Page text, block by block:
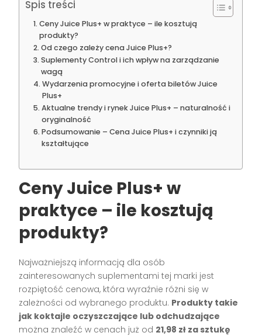
Spis treści
Ceny Juice Plus+ w praktyce – ile kosztują
produkty?
Od czego zależy cena Juice Plus+?
Suplementy Control i ich wpływ na zarządzanie
wagą
Wydarzenia promocyjne i oferta biletów Juice
Plus+
Aktualne trendy i rynek Juice Plus+ – naturalność i
oryginalność
Podsumowanie – Cena Juice Plus+ i czynniki ją
kształtujące
Ceny Juice Plus+ w
praktyce – ile kosztują
produkty?
Najważniejszą informacją dla osób
zainteresowanych suplementami tej marki jest
rozpiętość cenowa, która wyraźnie różni się w
zależności od wybranego produktu. Produkty takie
jak koktajle oczyszczające lub odchudzające
można znaleźć w cenach już od 21,98 zł za sztukę